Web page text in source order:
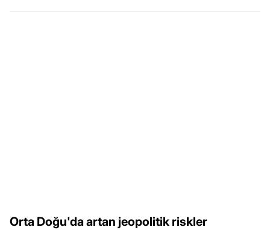
Orta Doğu'da artan jeopolitik riskler